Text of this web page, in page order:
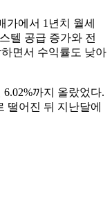
가에서 1년치 월세
텔 공급 증가와 전
면서 수익률도 낮아
까지 올랐었다.
떨어진 뒤 지난달에